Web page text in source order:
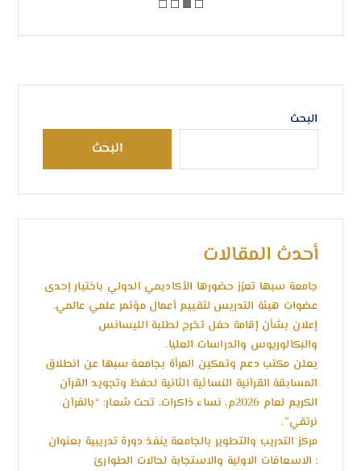
البحث
البحث
أحدث المقالات
جامعة سبها تعزز حضورها الأكاديمي الدولي باختيار إحدى
عضوات هيئة التدريس لتقييم أعمال مؤتمر علمي عالمي.
إعلان بشأن إقامة حفل تخرج لطلبة الليسانس
والبكالوريوس والدراسات العليا.
يعلن مكتب دعم وتمكين المرأة بجامعة سبها عن انطلاق
المسابقة القرآنية النسائية الثانية لحفظ وتجويد القرآن
الكريم لعام 2026م، نساء ذاكرات، تحت شعار: “بالقرآن
نرتقي”.
مركز التدريب والتطوير بالجامعة ينفذ دورة تدريبية بعنوان
: الاسعافات الاولية والاستجابة لحالات الطوارئ